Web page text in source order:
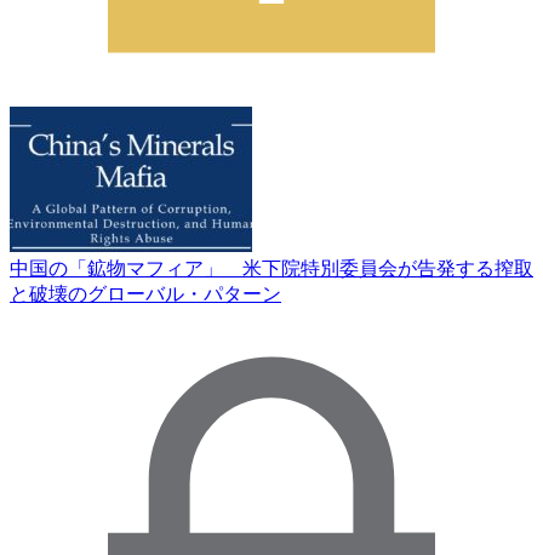
中国の「鉱物マフィア」 米下院特別委員会が告発する搾取
と破壊のグローバル・パターン